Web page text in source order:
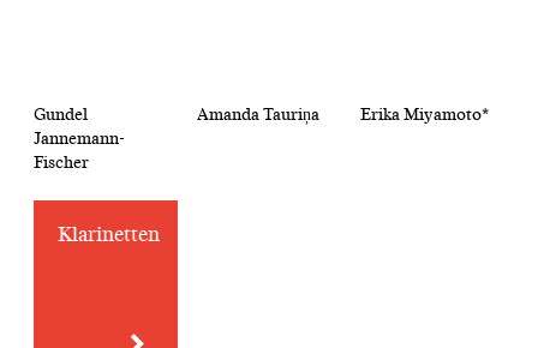
Gundel
Jannemann-
Fischer
Amanda Tauriņa Erika Miyamoto*
Klarinetten